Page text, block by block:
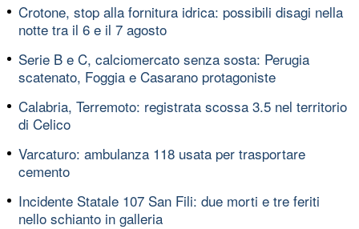
Crotone, stop alla fornitura idrica: possibili disagi nella
notte tra il 6 e il 7 agosto
Serie B e C, calciomercato senza sosta: Perugia
scatenato, Foggia e Casarano protagoniste
Calabria, Terremoto: registrata scossa 3.5 nel territorio
di Celico
Varcaturo: ambulanza 118 usata per trasportare
cemento
Incidente Statale 107 San Fili: due morti e tre feriti
nello schianto in galleria